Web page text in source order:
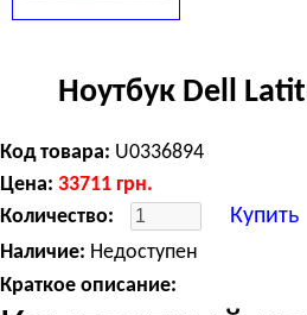
Ноутбук Dell
Код товара: U0336894
Цена: 33711 грн.
Количество:
Купить
Наличие: Недоступен
Краткое описание: